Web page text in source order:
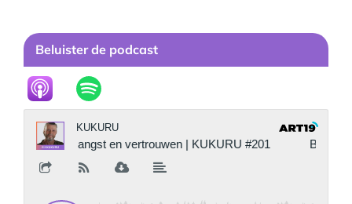
Beluister de podcast